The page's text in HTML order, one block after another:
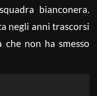
bianconera.
negli anni trascorsi
che non ha smesso